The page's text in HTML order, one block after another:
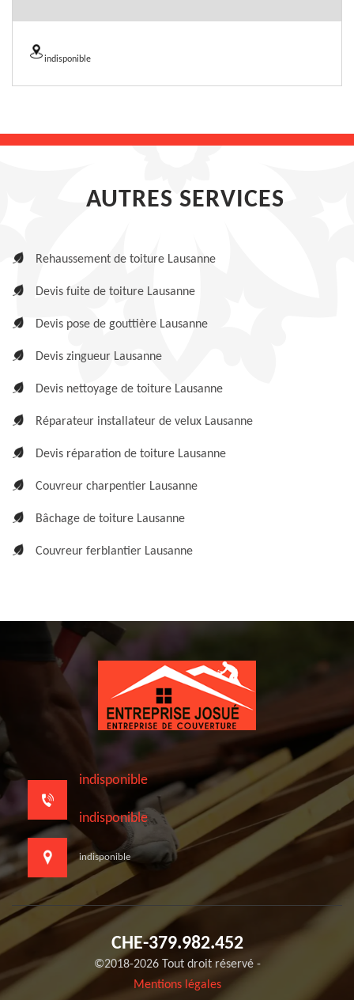
indisponible
AUTRES SERVICES
Rehaussement de toiture Lausanne
Devis fuite de toiture Lausanne
Devis pose de gouttière Lausanne
Devis zingueur Lausanne
Devis nettoyage de toiture Lausanne
Réparateur installateur de velux Lausanne
Devis réparation de toiture Lausanne
Couvreur charpentier Lausanne
Bâchage de toiture Lausanne
Couvreur ferblantier Lausanne
indisponible
indisponible
indisponible
CHE-379.982.452
©2018-2026 Tout droit réservé -
Mentions légales